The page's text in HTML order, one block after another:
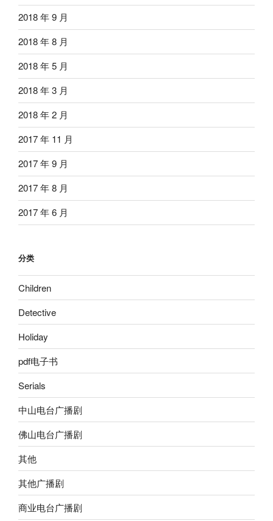
2018 年 9 月
2018 年 8 月
2018 年 5 月
2018 年 3 月
2018 年 2 月
2017 年 11 月
2017 年 9 月
2017 年 8 月
2017 年 6 月
分类
Children
Detective
Holiday
pdf电子书
Serials
中山电台广播剧
佛山电台广播剧
其他
其他广播剧
商业电台广播剧